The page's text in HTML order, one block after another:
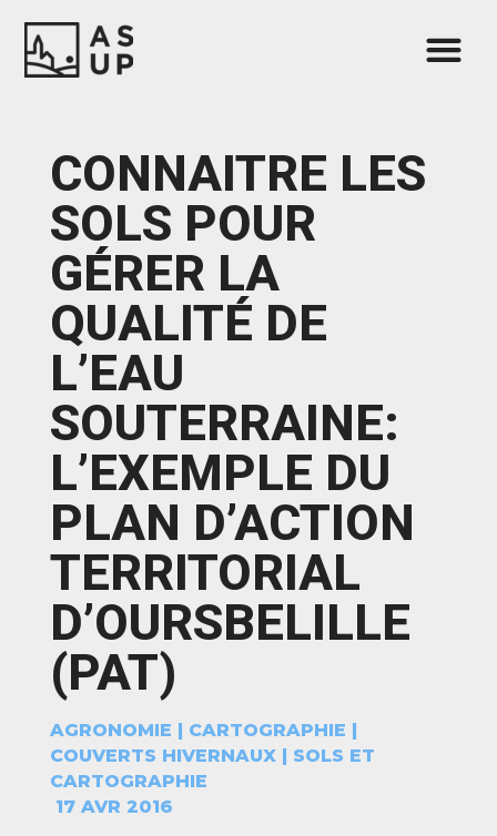
CONNAITRE LES
SOLS POUR
GÉRER LA
QUALITÉ DE
L’EAU
SOUTERRAINE:
L’EXEMPLE DU
PLAN D’ACTION
TERRITORIAL
D’OURSBELILLE
(PAT)
AGRONOMIE CARTOGRAPHIE
COUVERTS HIVERNAUX| SOLS ET
CARTOGRAPHIE
17 AVR 2016